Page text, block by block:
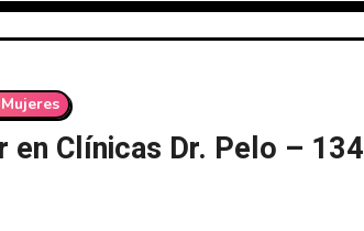
en Clínicas Dr. Pelo – 134